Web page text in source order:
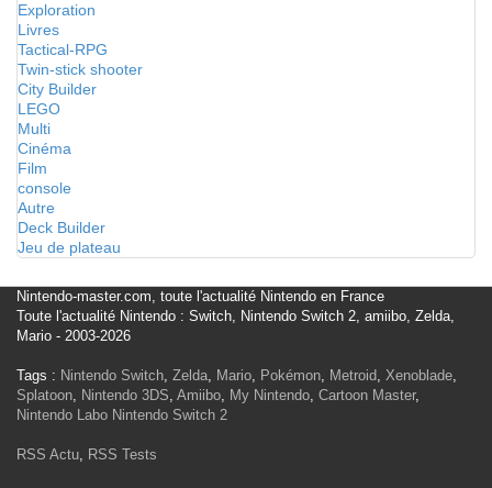
Exploration
Livres
Tactical-RPG
Twin-stick shooter
City Builder
LEGO
Multi
Cinéma
Film
console
Autre
Deck Builder
Jeu de plateau
Nintendo-master.com, toute l'actualité Nintendo en France
Toute l'actualité Nintendo : Switch, Nintendo Switch 2, amiibo, Zelda,
Mario - 2003-2026
Tags : Nintendo Switch, Zelda, Mario, Pokémon, Metroid, Xenoblade,
Splatoon, Nintendo 3DS, Amiibo, My Nintendo, Cartoon Master,
Nintendo Labo Nintendo Switch 2
RSS Actu, RSS Tests